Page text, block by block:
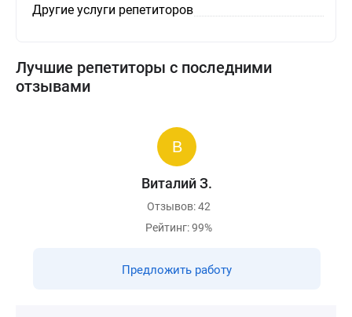
Другие услуги репетиторов
Лучшие репетиторы с последними
отзывами
Виталий З.
Отзывов: 42
Рейтинг: 99%
Предложить работу